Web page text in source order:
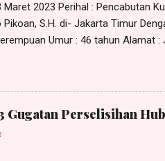
2023 Perihal : Pencabutan
Pikoan, S.H. di- Jakarta Timur
Umur : 46 tahun Alamat :
2023, bertanggal 5 Januari 2023
Office, beralamat di Jl. Bangun
maka sejak tanggal
untuk kepentingan apapun
Gugatan Perselisihan